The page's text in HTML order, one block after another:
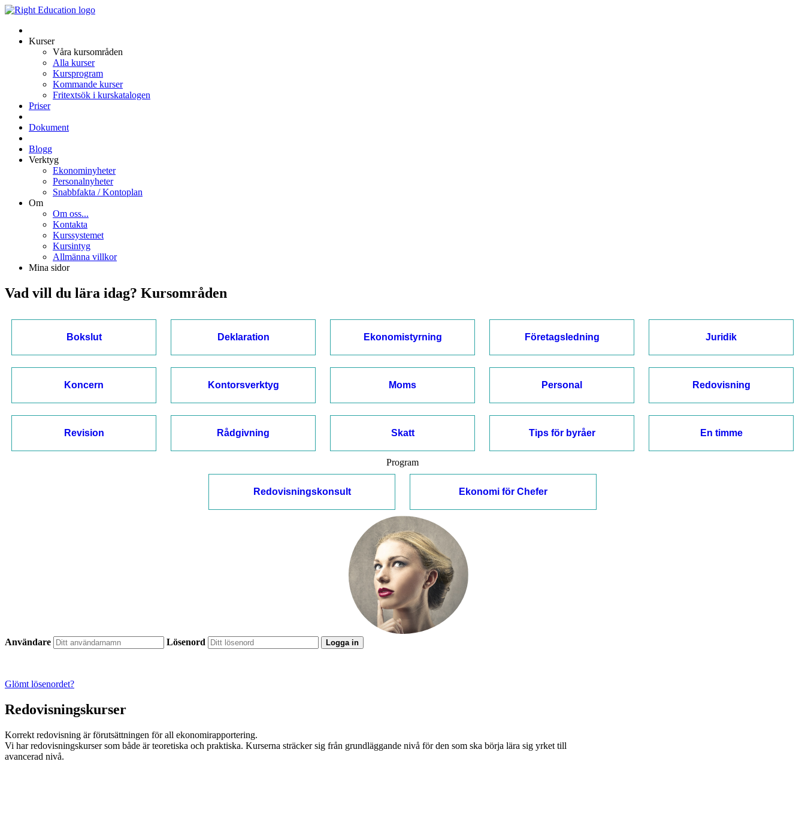
Kurser
Våra kursområden
Alla kurser
Kursprogram
Kommande kurser
Fritextsök i kurskatalogen
Priser
Dokument
Blogg
Verktyg
Ekonominyheter
Personalnyheter
Snabbfakta / Kontoplan
Om
Om oss...
Kontakta
Kurssystemet
Kursintyg
Allmänna villkor
Mina sidor
Vad vill du lära idag? Kursområden
Bokslut Deklaration Ekonomistyrning Företagsledning Juridik
Koncern Kontorsverktyg Moms Personal Redovisning
Revision Rådgivning Skatt Tips för byråer En timme
Program
Redovisningskonsult Ekonomi för Chefer
Användare Lösenord Logga in
Glömt lösenordet?
Redovisningskurser
Korrekt redovisning är förutsättningen för all ekonomirapportering.
Vi har redovisningskurser som både är teoretiska och praktiska. Kurserna sträcker sig från grundläggande nivå för den som ska börja lära sig yrket till
avancerad nivå.